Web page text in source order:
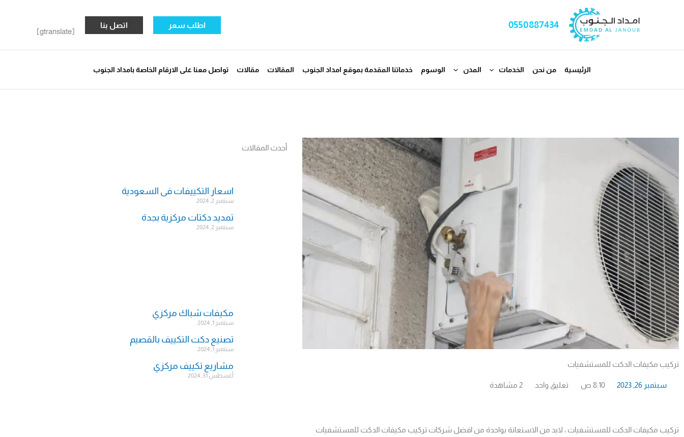
0550887434 اطلب سعر اتصل بنا
[gtranslate]
الرئيسية من نحن الخدمات المدن الوسوم خدماتنا المقدمة بموقع امداد الجنوب المقالات مقالات تواصل معنا على الارقام الخاصة بامداد الجنوب
تركيب مكيفات الدكت للمستشفيات
سبتمبر 26, 2023 8:10 ص تعليق واحد 2 مشاهدة
تركيب مكيفات الدكت للمستشفيات ، لابد من الاستعانة بواحدة من افضل شركات تركيب مكيفات الدكت للمستشفيات
أحدث المقالات
اسعار التكييفات فى السعودية
سبتمبر 2, 2024
تمديد دكتات مركزية بجدة
سبتمبر 2, 2024
مكيفات شباك مركزي
سبتمبر 1, 2024
تصنيع دكت التكييف بالقصيم
سبتمبر 1, 2024
مشاريع تكييف مركزي
أغسطس 31, 2024